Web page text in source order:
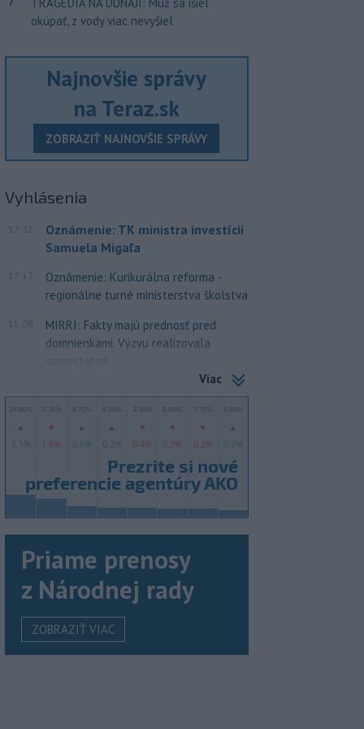
okúpať, z vody viac nevyšiel
Najnovšie správy
na Teraz.sk
ZOBRAZIŤ NAJNOVŠIE SPRÁVY
Vyhlásenia
17:32
Oznámenie: TK ministra investícií
Samuela Migaľa
17:17
Oznámenie: Kurikurálna reforma -
regionálne turné ministerstva školstva
15:09
MIRRI: Fakty majú prednosť pred
domnienkami. Výzvu realizovala
samostatná...
Viac
Priame prenosy
z Národnej rady
ZOBRAZIŤ VIAC